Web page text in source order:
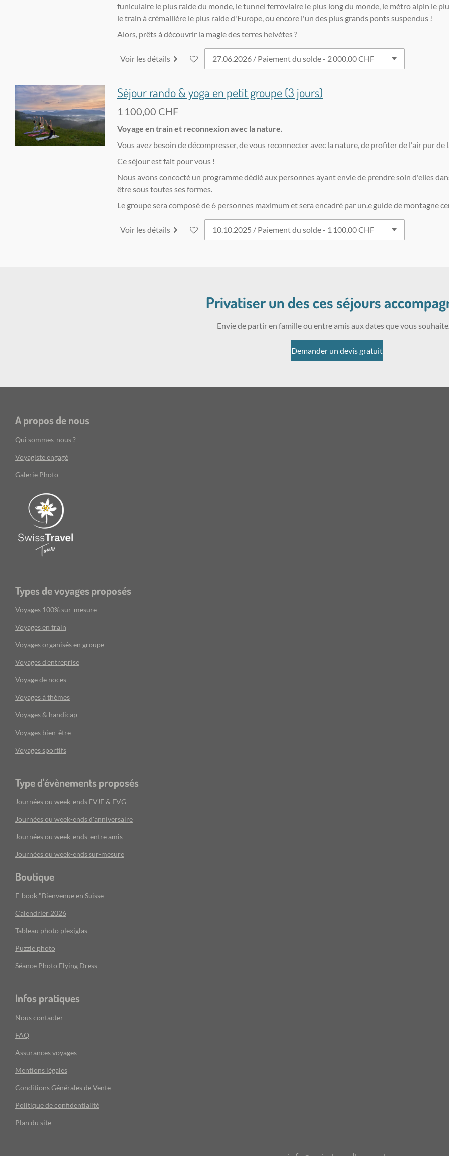
funiculaire le plus raide du monde, le tunnel ferroviaire le plus long du monde, le métro alpin le
le train à crémaillère le plus raide d'Europe, ou encore l'un des plus grands ponts suspendus !
Alors, prêts à découvrir la magie des terres helvètes ?
Voir les détails
Séjour rando & yoga en petit groupe (3 jours)
1 100,00 CHF
Voyage en train et reconnexion avec la nature.
Vous avez besoin de décompresser, de vous reconnecter avec la nature, de profiter de l'air pur de
Ce séjour est fait pour vous !
Nous avons concocté un programme dédié aux personnes ayant envie de prendre soin d'elles
être sous toutes ses formes.
Le groupe sera composé de 6 personnes maximum et sera encadré par un.e guide de montagne
Voir les détails
Privatiser un des ces séjours
Envie de partir en famille ou entre amis aux dates que vous
Demander un devis gratuit
A propos de nous
Qui sommes-nous ?
Voyagiste engagé
Galerie Photo
Types de voyages proposés
Voyages 100% sur-mesure
Voyages en train
Voyages organisés en groupe
Voyages d'entreprise
Voyage de noces
Voyages à thèmes
Voyages & handicap
Voyages bien-être
Voyages sportifs
Type d'évènements proposés
Journées ou week-ends EVJF & EVG
Journées ou week-ends d'anniversaire
Journées ou week-ends entre amis
Journées ou week-ends sur-mesure
Boutique
E-book "Bienvenue en Suisse
Calendrier 2026
Tableau photo plexiglas
Puzzle photo
Séance Photo Flying Dress
Infos pratiques
Nous contacter
FAQ
Assurances voyages
Mentions légales
Conditions Générales de Vente
Politique de confidentialité
Plan du site